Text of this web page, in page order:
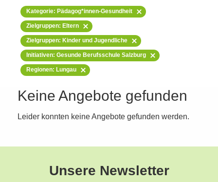
Kategorie: Pädagog*innen-Gesundheit
Zielgruppen: Eltern
Zielgruppen: Kinder und Jugendliche
Initiativen: Gesunde Berufsschule Salzburg
Regionen: Lungau
Keine Angebote gefunden
Leider konnten keine Angebote gefunden werden.
Unsere Newsletter